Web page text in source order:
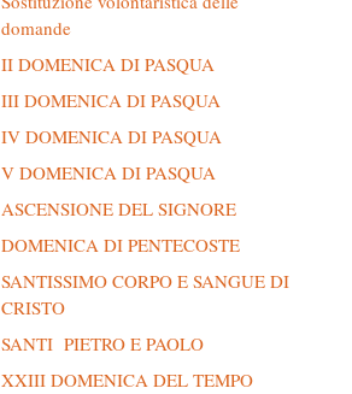
domande
II DOMENICA DI PASQUA
III DOMENICA DI PASQUA
IV DOMENICA DI PASQUA
V DOMENICA DI PASQUA
ASCENSIONE DEL SIGNORE
DOMENICA DI PENTECOSTE
SANTISSIMO CORPO E SANGUE DI
CRISTO
SANTI PIETRO E PAOLO
XXIII DOMENICA DEL TEMPO